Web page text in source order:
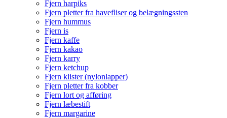
Fjern harpiks
Fjern pletter fra havefliser og belægningssten
Fjern hummus
Fjern is
Fjern kaffe
Fjern kakao
Fjern karry
Fjern ketchup
Fjern klister (nylonlapper)
Fjern pletter fra kobber
Fjern lort og afføring
Fjern læbestift
Fjern margarine